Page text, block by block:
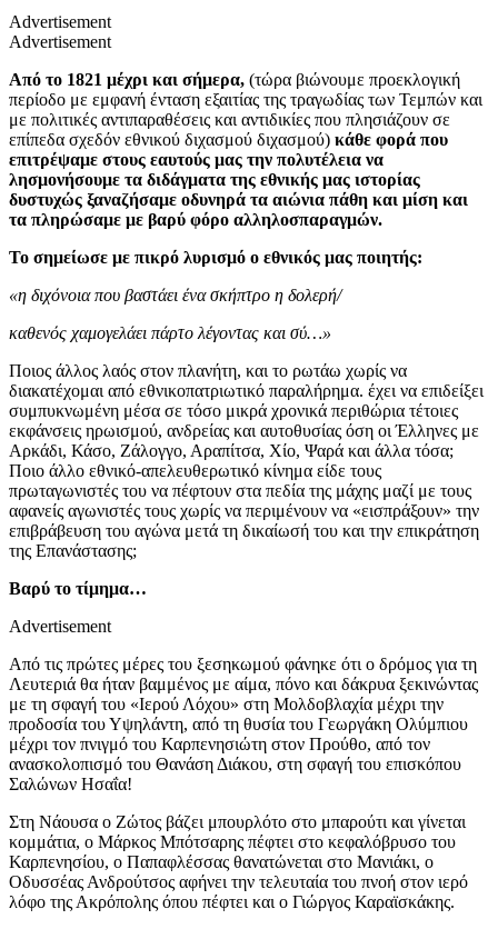
Advertisement
Advertisement
Από το 1821 μέχρι και σήμερα, (τώρα βιώνουμε προεκλογική
περίοδο με εμφανή ένταση εξαιτίας της τραγωδίας των Τεμπών και
με πολιτικές αντιπαραθέσεις και αντιδικίες που πλησιάζουν σε
επίπεδα σχεδόν εθνικού διχασμού διχασμού) κάθε φορά που
επιτρέψαμε στους εαυτούς μας την πολυτέλεια να
λησμονήσουμε τα διδάγματα της εθνικής μας ιστορίας
δυστυχώς ξαναζήσαμε οδυνηρά τα αιώνια πάθη και μίση και
τα πληρώσαμε με βαρύ φόρο αλληλοσπαραγμών.
Το σημείωσε με πικρό λυρισμό ο εθνικός μας ποιητής:
«η διχόνοια που βαστάει ένα σκήπτρο η δολερή/
καθενός χαμογελάει πάρτο λέγοντας και σύ…»
Ποιος άλλος λαός στον πλανήτη, και το ρωτάω χωρίς να
διακατέχομαι από εθνικοπατριωτικό παραλήρημα. έχει να επιδείξει
συμπυκνωμένη μέσα σε τόσο μικρά χρονικά περιθώρια τέτοιες
εκφάνσεις ηρωισμού, ανδρείας και αυτοθυσίας όση οι Έλληνες με
Αρκάδι, Κάσο, Ζάλογγο, Αραπίτσα, Χίο, Ψαρά και άλλα τόσα;
Ποιο άλλο εθνικό-απελευθερωτικό κίνημα είδε τους
πρωταγωνιστές του να πέφτουν στα πεδία της μάχης μαζί με τους
αφανείς αγωνιστές τους χωρίς να περιμένουν να «εισπράξουν» την
επιβράβευση του αγώνα μετά τη δικαίωσή του και την επικράτηση
της Επανάστασης;
Βαρύ το τίμημα…
Advertisement
Από τις πρώτες μέρες του ξεσηκωμού φάνηκε ότι ο δρόμος για τη
Λευτεριά θα ήταν βαμμένος με αίμα, πόνο και δάκρυα ξεκινώντας
με τη σφαγή του «Ιερού Λόχου» στη Μολδοβλαχία μέχρι την
προδοσία του Υψηλάντη, από τη θυσία του Γεωργάκη Ολύμπιου
μέχρι τον πνιγμό του Καρπενησιώτη στον Προύθο, από τον
ανασκολοπισμό του Θανάση Διάκου, στη σφαγή του επισκόπου
Σαλώνων Ησαΐα!
Στη Νάουσα ο Ζώτος βάζει μπουρλότο στο μπαρούτι και γίνεται
κομμάτια, ο Μάρκος Μπότσαρης πέφτει στο κεφαλόβρυσο του
Καρπενησίου, ο Παπαφλέσσας θανατώνεται στο Μανιάκι, ο
Οδυσσέας Ανδρούτσος αφήνει την τελευταία του πνοή στον ιερό
λόφο της Ακρόπολης όπου πέφτει και ο Γιώργος Καραϊσκάκης.